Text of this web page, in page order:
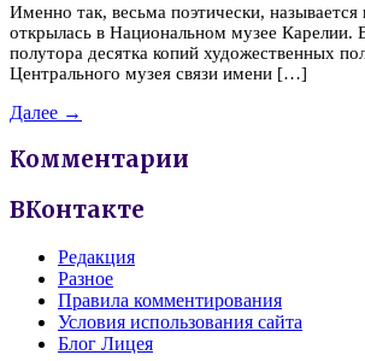
Именно так, весьма поэтически, называется
открылась в Национальном музее Карелии.
полутора десятка копий художественных
Центрального музея связи имени […]
Далее →
Комментарии
ВКонтакте
Редакция
Разное
Правила комментирования
Условия использования сайта
Блог Лицея